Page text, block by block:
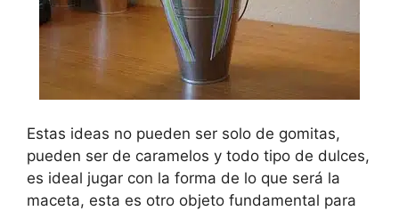
Estas ideas no pueden ser solo de gomitas,
pueden ser de caramelos y todo tipo de dulces,
es ideal jugar con la forma de lo que será la
maceta, esta es otro objeto fundamental para